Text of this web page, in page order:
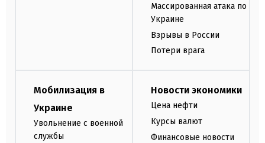
Массированная атака по
Украине
Взрывы в России
Потери врага
Мобилизация в
Украине
Увольнение с военной
службы
Новости экономики
Цена нефти
Курсы валют
Финансовые новости